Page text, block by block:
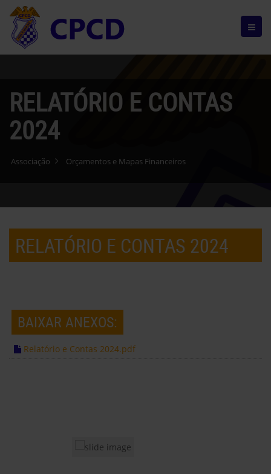
RELATÓRIO E CONTAS
2024
Associação Orçamentos e Mapas Financeiros
RELATÓRIO E CONTAS 2024
BAIXAR ANEXOS:
Relatório e Contas 2024.pdf